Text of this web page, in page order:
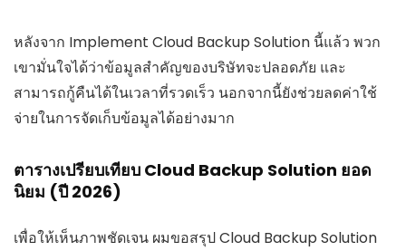
หลังจาก Implement Cloud Backup Solution นี้แล้ว พวก
เขามั่นใจได้ว่าข้อมูลสำคัญของบริษัทจะปลอดภัย และ
สามารถกู้คืนได้ในเวลาที่รวดเร็ว นอกจากนี้ยังช่วยลดค่าใช้
จ่ายในการจัดเก็บข้อมูลได้อย่างมาก
ตารางเปรียบเทียบ Cloud Backup Solution ยอด
นิยม (ปี 2026)
เพื่อให้เห็นภาพชัดเจน ผมขอสรุป Cloud Backup Solution